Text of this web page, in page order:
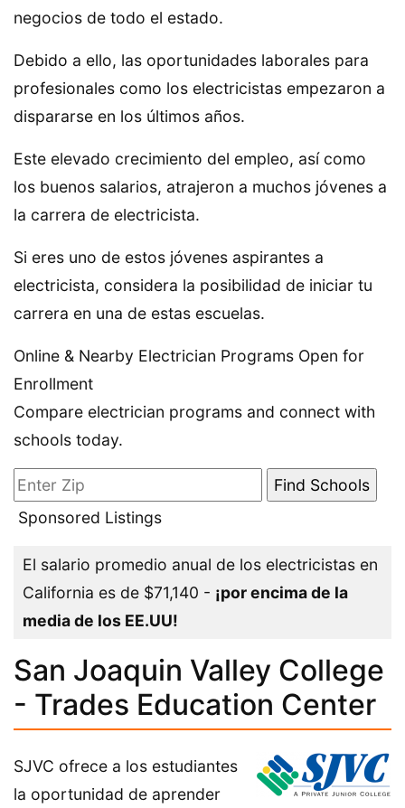
negocios de todo el estado.
Debido a ello, las oportunidades laborales para
profesionales como los electricistas empezaron a
dispararse en los últimos años.
Este elevado crecimiento del empleo, así como
los buenos salarios, atrajeron a muchos jóvenes a
la carrera de electricista.
Si eres uno de estos jóvenes aspirantes a
electricista, considera la posibilidad de iniciar tu
carrera en una de estas escuelas.
Online & Nearby Electrician Programs Open for
Enrollment
Compare electrician programs and connect with
schools today.
Sponsored Listings
El salario promedio anual de los electricistas en
California es de $71,140 - ¡por encima de la
media de los EE.UU!
San Joaquin Valley College
- Trades Education Center
SJVC ofrece a los estudiantes
la oportunidad de aprender